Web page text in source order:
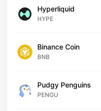
Hyperliquid
HYPE
Binance Coin
BNB
Pudgy Penguins
PENGU